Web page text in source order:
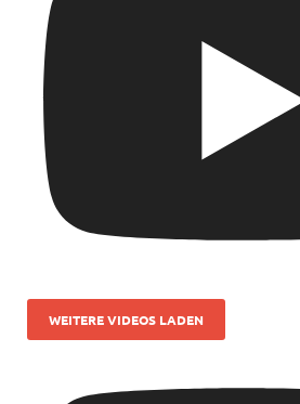
WEITERE VIDEOS LADEN